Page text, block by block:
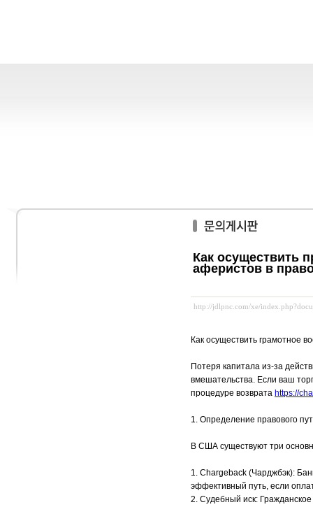
Как осуществить
аферистов в
http://jdlpnc.com/xe/
Как осуществить грамотное
Потеря капитала из-за
вмешательства. Если ваш
процедуре возврата https://
1. Определение правового
В США существуют три
1. Chargeback (Чарджбэк):
эффективный путь, если
2. Судебный иск: